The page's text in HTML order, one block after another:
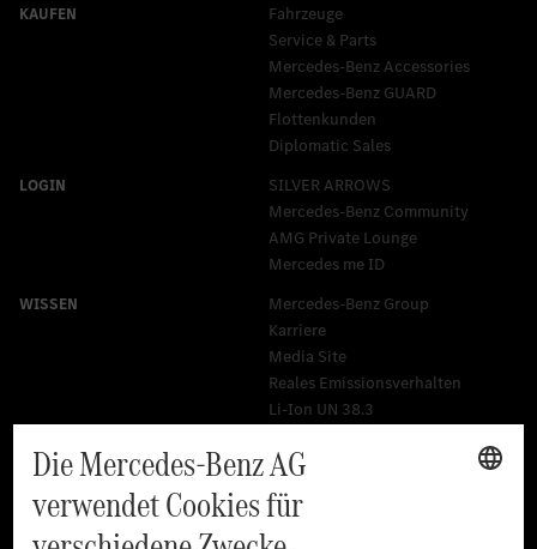
Fahrzeuge
Service & Parts
Mercedes-Benz Accessories
Mercedes‑Benz GUARD
Flottenkunden
Diplomatic Sales
SILVER ARROWS
Mercedes-Benz Community
AMG Private Lounge
Mercedes me ID
Mercedes-Benz Group
Karriere
Media Site
Reales Emissionsverhalten
Li-Ion UN 38.3